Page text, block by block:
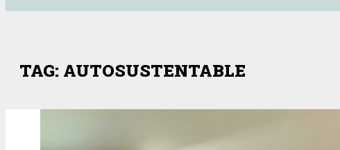
TAG: AUTOSUSTENTABLE